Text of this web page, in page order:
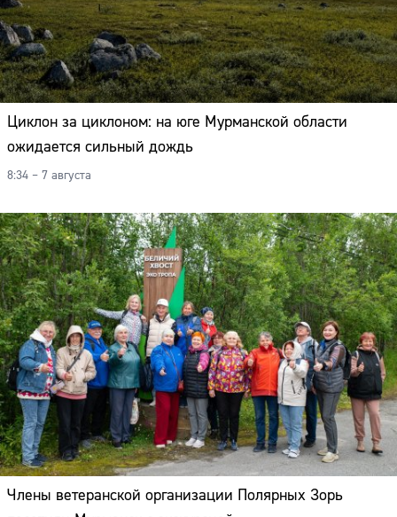
Циклон за циклоном: на юге Мурманской области
ожидается сильный дождь
8:34 – 7 августа
Члены ветеранской организации Полярных Зорь